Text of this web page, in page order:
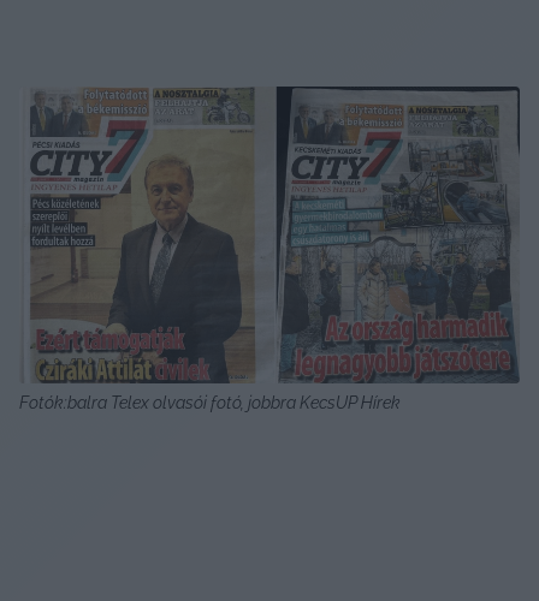
Fotók:balra Telex olvasói fotó, jobbra KecsUP Hírek